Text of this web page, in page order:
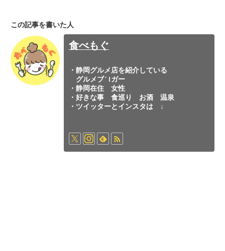
この記事を書いた人
食べもぐ
・静岡グルメ店を紹介している
グルメブロガー
・静岡在住 女性
・好きな事 食巡り お酒 温泉
・ツイッターとインスタは ↓